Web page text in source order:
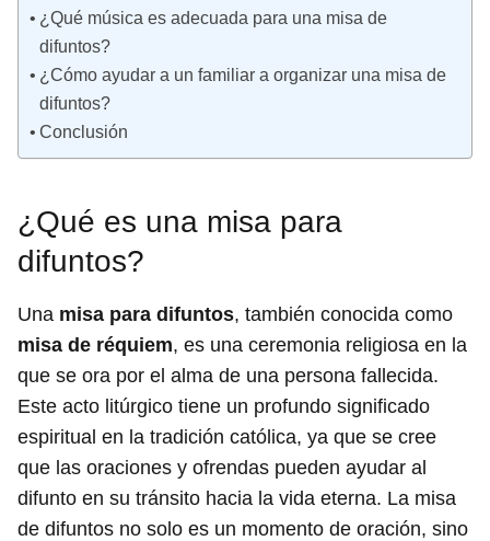
¿Qué música es adecuada para una misa de
difuntos?
¿Cómo ayudar a un familiar a organizar una misa de
difuntos?
Conclusión
¿Qué es una misa para
difuntos?
Una misa para difuntos, también conocida como
misa de réquiem, es una ceremonia religiosa en la
que se ora por el alma de una persona fallecida.
Este acto litúrgico tiene un profundo significado
espiritual en la tradición católica, ya que se cree
que las oraciones y ofrendas pueden ayudar al
difunto en su tránsito hacia la vida eterna. La misa
de difuntos no solo es un momento de oración, sino